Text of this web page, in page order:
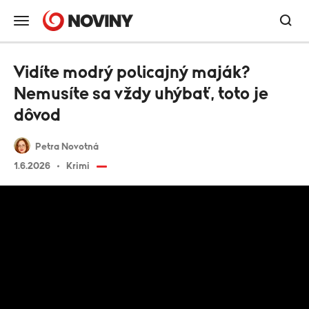
Petra Novotná
1.6.2026
Krimi
Vidíte modrý policajný maják?
Nemusíte sa vždy uhýbať, toto je
dôvod